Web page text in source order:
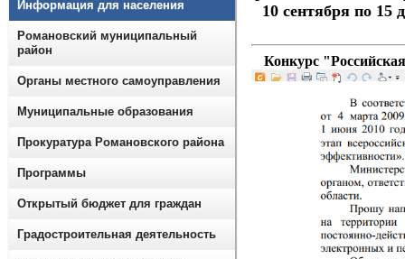
10 сентября по 15
Конкурс
Информация для населения
Романовский муниципальный
район
Органы местного самоуправления
Муниципальные образования
Прокуратура Романовского района
Программы
Открытый бюджет для граждан
Градостроительная деятельность